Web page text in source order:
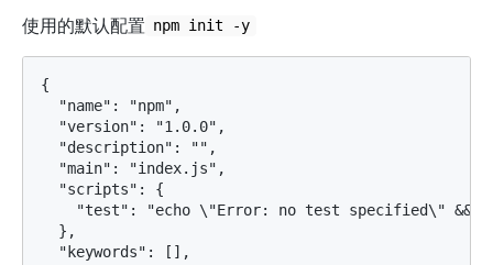
使用的默认配置 npm init -y
{
  "name": "npm",
  "version": "1.0.0",
  "description": "",
  "main": "index.js",
  "scripts": {
"test": "echo \"Error: no test specified\" &&
  },
  "keywords": [],